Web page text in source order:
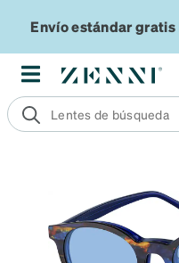
Envío estándar gratis